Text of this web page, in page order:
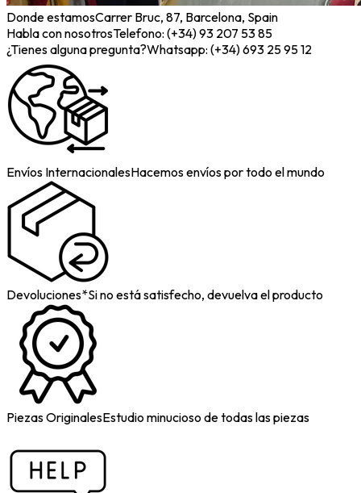
Donde estamosCarrer Bruc, 87, Barcelona, Spain
Habla con nosotrosTelefono: (+34) 93 207 53 85
¿Tienes alguna pregunta?Whatsapp: (+34) 693 25 95 12
Envíos InternacionalesHacemos envíos por todo el mundo
Devoluciones*Si no está satisfecho, devuelva el producto
Piezas OriginalesEstudio minucioso de todas las piezas